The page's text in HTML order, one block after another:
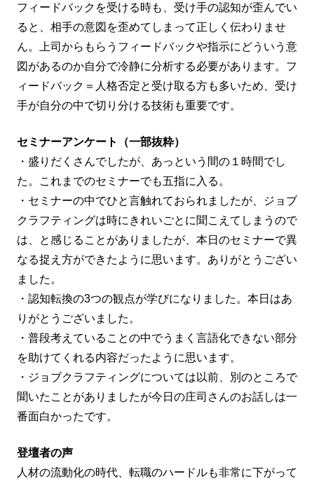
フィードバックを受ける時も、受け手の認知が歪んでい
ると、相手の意図を歪めてしまって正しく伝わりませ
ん。上司からもらうフィードバックや指示にどういう意
図があるのか自分で冷静に分析する必要があります。フ
ィードバック＝人格否定と受け取る方も多いため、受け
手が自分の中で切り分ける技術も重要です。
セミナーアンケート（一部抜粋）
・盛りだくさんでしたが、あっという間の１時間でし
た。これまでのセミナーでも五指に入る。
・セミナーの中でひと言触れておられましたが、ジョブ
クラフティングは時にきれいごとに聞こえてしまうので
は、と感じることがありましたが、本日のセミナーで異
なる捉え方ができたように思います。ありがとうござい
ました。
・認知転換の3つの観点が学びになりました。本日はあ
りがとうございました。
・普段考えていることの中でうまく言語化できない部分
を助けてくれる内容だったように思います。
・ジョブクラフティングについては以前、別のところで
聞いたことがありましたが今日の庄司さんのお話しは一
番面白かったです。
登壇者の声
人材の流動化の時代、転職のハードルも非常に下がって